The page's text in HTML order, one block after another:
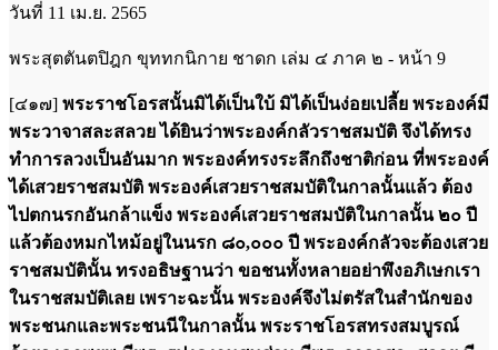
วันที่ 11 เม.ย. 2565
พระสุตตันตปิฎก ขุททกนิกาย ชาดก เล่ม ๔ ภาค ๒ - หน้า 9
[๔๑๗] พระราชโอรสนั้นมิได้เป็นใบ้ มิได้เป็นง่อยเปลี้ย พระองค์มี
พระวาจาสละสลวย ได้ยินว่าพระองค์กลัวราชสมบัติ จึงได้ทรง
ทำการลวงเป็นอันมาก พระองค์ทรงระลึกถึงชาติก่อน ที่พระองค์
ได้เสวยราชสมบัติ พระองค์เสวยราชสมบัติในกาลนั้นแล้ว ต้อง
ไปตกนรกอันกล้าแข็ง พระองค์เสวยราชสมบัติในกาลนั้น ๒๐ ปี
แล้วต้องหมกไหม้อยู่ในนรก ๘๐,๐๐๐ ปี พระองค์กลัวจะต้องเสวย
ราชสมบัตินั้น ทรงอธิษฐานว่า ขอชนทั้งหลายอย่าพึงอภิเษกเรา
ในราชสมบัติเลย เพราะฉะนั้น พระองค์จึงไม่ตรัสในสำนักของ
พระชนกและพระชนนีในกาลนั้น พระราชโอรสทรงสมบูรณ์